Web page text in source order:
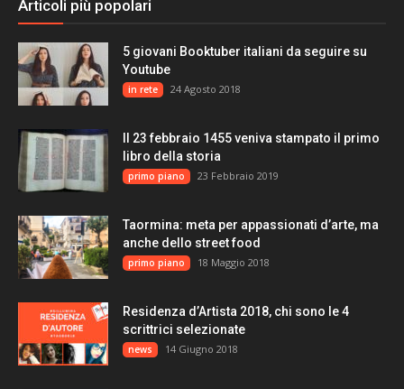
Articoli più popolari
5 giovani Booktuber italiani da seguire su
Youtube
in rete 24 Agosto 2018
Il 23 febbraio 1455 veniva stampato il primo
libro della storia
primo piano 23 Febbraio 2019
Taormina: meta per appassionati d’arte, ma
anche dello street food
primo piano 18 Maggio 2018
Residenza d’Artista 2018, chi sono le 4
scrittrici selezionate
news 14 Giugno 2018